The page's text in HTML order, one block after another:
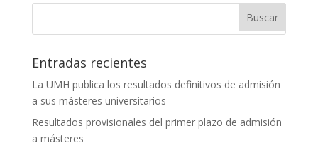
Entradas recientes
La UMH publica los resultados definitivos de admisión
a sus másteres universitarios
Resultados provisionales del primer plazo de admisión
a másteres